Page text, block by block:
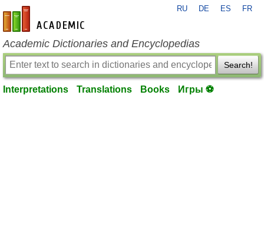
en-academic.com
RU DE ES FR
Academic Dictionaries and Encyclopedias
Search!
Interpretations Translations Books Игры ⚽